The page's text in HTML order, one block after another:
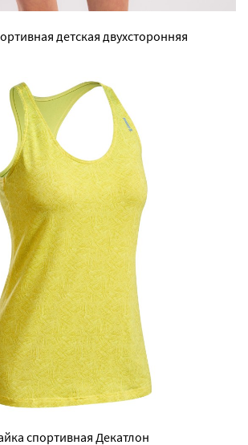
детская двухсторонняя
спортивная Декатлон